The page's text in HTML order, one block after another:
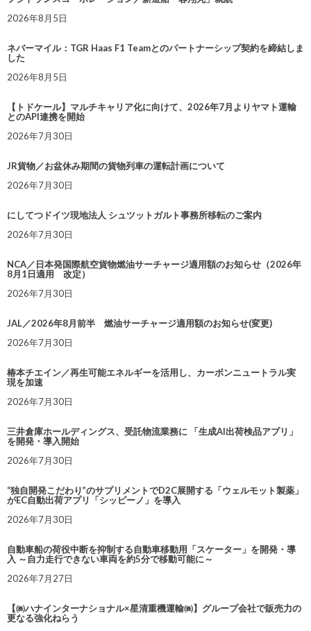
2026年8月5日
ネバーマイル：TGR Haas F1 Teamとのパートナーシップ契約を締結しま
した
2026年8月5日
【トドケール】マルチキャリア化に向けて、2026年7月よりヤマト運輸
とのAPI連携を開始
2026年7月30日
JR貨物／お盆休み期間の貨物列車の運転計画について
2026年7月30日
にしてつドイツ現地法人 シュツットガルト事務所移転のご案内
2026年7月30日
NCA／日本発国際航空貨物燃油サーチャージ適用額のお知らせ（2026年
8月1日適用 改定）
2026年7月30日
JAL／2026年8月前半 燃油サーチャージ適用額のお知らせ(変更)
2026年7月30日
椿本チエイン／再生可能エネルギーを活用し、カーボンニュートラル実
現を加速
2026年7月30日
三井倉庫ホールディングス、受託物流業務に 「生成AI出荷検品アプリ」
を開発・導入開始
2026年7月30日
“独自開発こだわり”のサプリメントでD2C展開する「ウェルモット製薬」
がEC自動出荷アプリ「シッピーノ」を導入
2026年7月30日
自動車船の荷役中断を抑制する自動車移動用「スケーター」を開発・導
入 ～自力走行できない車両を約5分で移動可能に～
2026年7月27日
【㈱ハナインターナショナル×星清重機運輸㈱】グループ会社で販売力の
更なる強化ねらう